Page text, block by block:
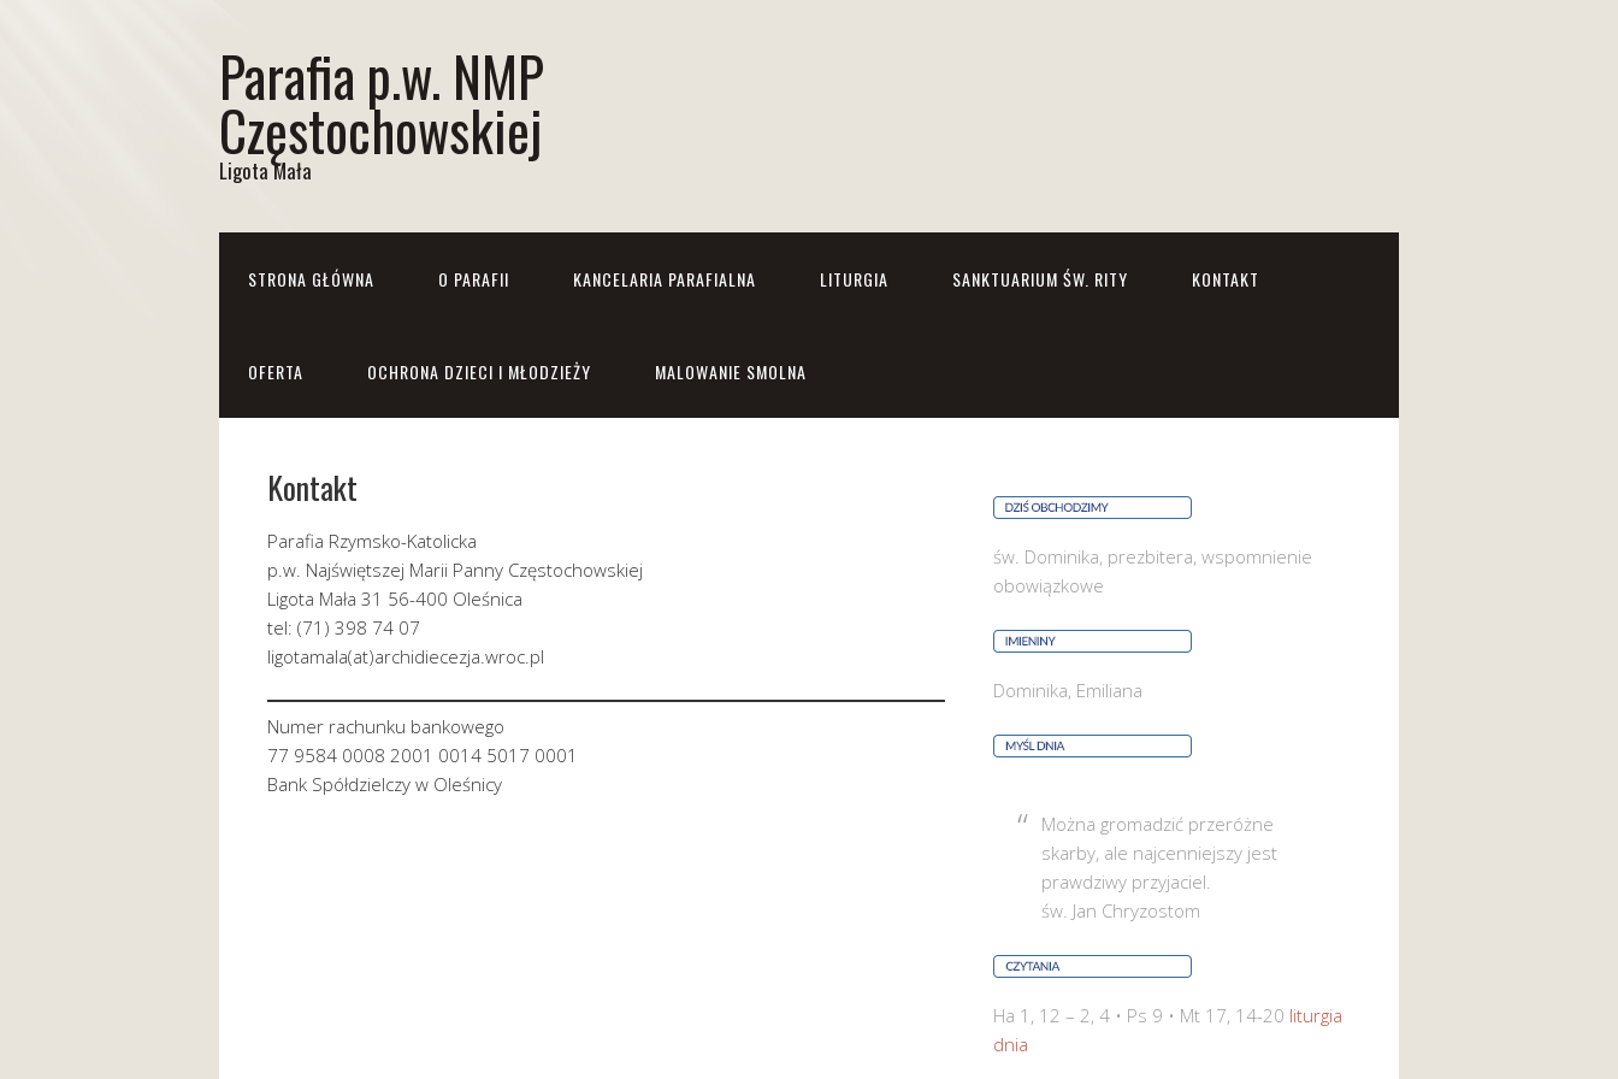
Parafia p.w. NMP
Częstochowskiej
Ligota Mała
STRONA GŁÓWNA O PARAFII KANCELARIA PARAFIALNA LITURGIA SANKTUARIUM ŚW. RITY KONTAKT
OFERTA OCHRONA DZIECI I MŁODZIEŻY MALOWANIE SMOLNA
Kontakt
Parafia Rzymsko-Katolicka
p.w. Najświętszej Marii Panny Częstochowskiej
Ligota Mała 31 56-400 Oleśnica
tel: (71) 398 74 07
ligotamala(at)archidiecezja.wroc.pl
Numer rachunku bankowego
77 9584 0008 2001 0014 5017 0001
Bank Spółdzielczy w Oleśnicy
św. Dominika, prezbitera, wspomnienie
obowiązkowe
Dominika, Emiliana
Można gromadzić przeróżne
skarby, ale najcenniejszy jest
prawdziwy przyjaciel.
św. Jan Chryzostom
Ha 1, 12 – 2, 4 • Ps 9 • Mt 17, 14-20 liturgia
dnia